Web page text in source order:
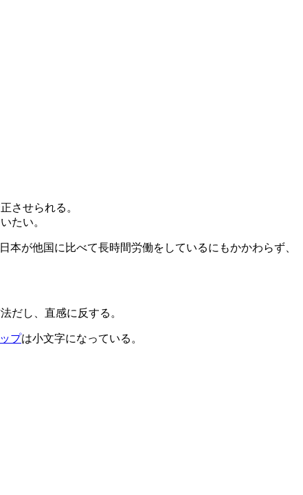
させられる。
たい。
が他国に比べて長時間労働をしているにもかかわらず、
だし、直感に反する。
プは小文字になっている。